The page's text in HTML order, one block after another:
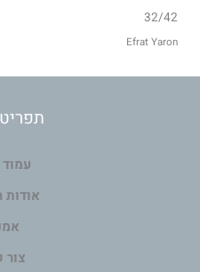
32/42
Efrat Yaron
עמוד
אודות
צור